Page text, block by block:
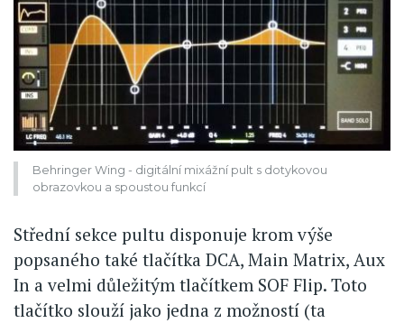
Behringer Wing - digitální mixážní pult s dotykovou
obrazovkou a spoustou funkcí
Střední sekce pultu disponuje krom výše
popsaného také tlačítka DCA, Main Matrix, Aux
In a velmi důležitým tlačítkem SOF Flip. Toto
tlačítko slouží jako jedna z možností (ta